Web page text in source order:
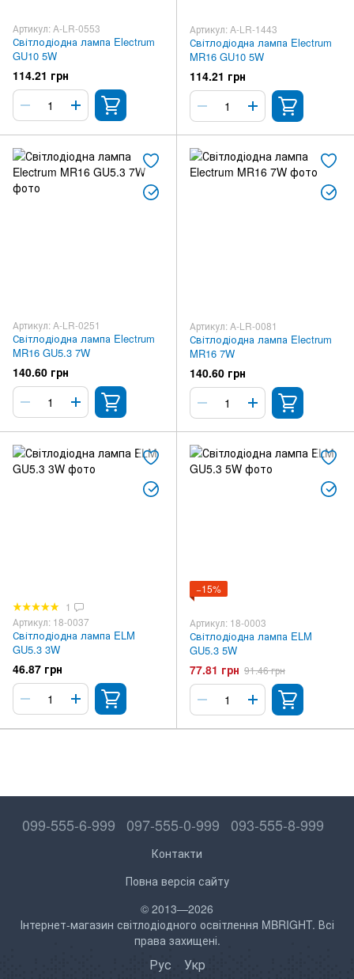
Артикул: A-LR-0553
Світлодіодна лампа Electrum
GU10 5W
114.21 грн
Артикул: A-LR-1443
Світлодіодна лампа Electrum
MR16 GU10 5W
114.21 грн
Артикул: A-LR-0251
Світлодіодна лампа Electrum
MR16 GU5.3 7W
140.60 грн
Артикул: A-LR-0081
Світлодіодна лампа Electrum
MR16 7W
140.60 грн
1
Артикул: 18-0037
Світлодіодна лампа ELM
GU5.3 3W
46.87 грн
−15%
Артикул: 18-0003
Світлодіодна лампа ELM
GU5.3 5W
77.81 грн 91.46 грн
099-555-6-999 097-555-0-999 093-555-8-999
Контакти
Повна версія сайту
© 2013—2026
Інтернет-магазин світлодіодного освітлення MBRIGHT. Всі
права захищені.
Рус Укр